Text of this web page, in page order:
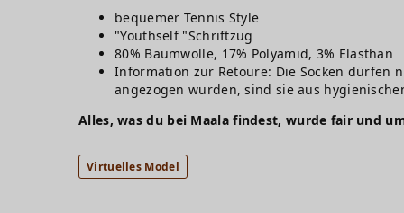
bequemer Tennis Style
"Youthself "Schriftzug
80% Baumwolle, 17% Polyamid, 3% Elasthan
Information zur Retoure: Die Socken dürfen
angezogen wurden, sind sie aus
Alles, was du bei Maala findest, wurde fair und
Virtuelles Model